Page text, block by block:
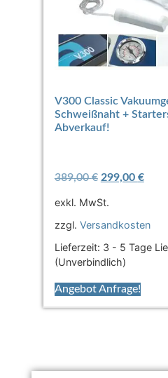
V300 Classic
Schweißnaht +
Abverkauf!
389,00€ 299,00 €
exkl. MwSt.
zzgl. Versandkosten
Lieferzeit: 3 - 5 Tage
(Unverbindlich)
Angebot Anfrage!